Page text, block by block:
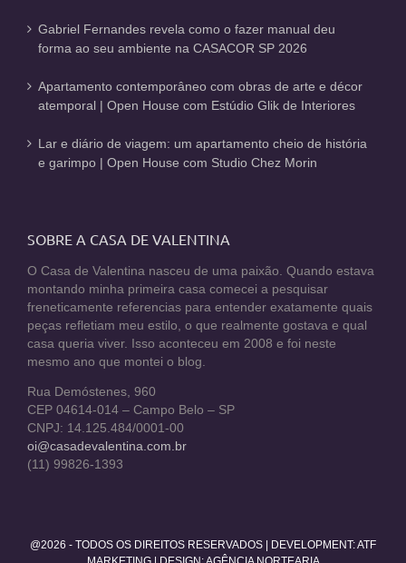
Gabriel Fernandes revela como o fazer manual deu
forma ao seu ambiente na CASACOR SP 2026
Apartamento contemporâneo com obras de arte e décor
atemporal | Open House com Estúdio Glik de Interiores
Lar e diário de viagem: um apartamento cheio de história
e garimpo | Open House com Studio Chez Morin
SOBRE A CASA DE VALENTINA
O Casa de Valentina nasceu de uma paixão. Quando estava
montando minha primeira casa comecei a pesquisar
freneticamente referencias para entender exatamente quais
peças refletiam meu estilo, o que realmente gostava e qual
casa queria viver. Isso aconteceu em 2008 e foi neste
mesmo ano que montei o blog.
Rua Demóstenes, 960
CEP 04614-014 – Campo Belo – SP
CNPJ: 14.125.484/0001-00
oi@casadevalentina.com.br
(11) 99826-1393
@2026 - TODOS OS DIREITOS RESERVADOS | DEVELOPMENT:ATF